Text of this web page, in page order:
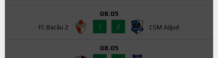
FC Bacău 2
08.05
1
2 CSM Adjud
08.05